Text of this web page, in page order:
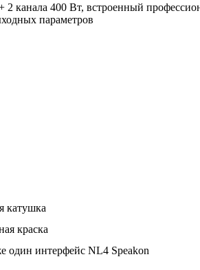
канала 400 Вт, встроенный
параметров
катушка
краска
один интерфейс NL4 Speakon